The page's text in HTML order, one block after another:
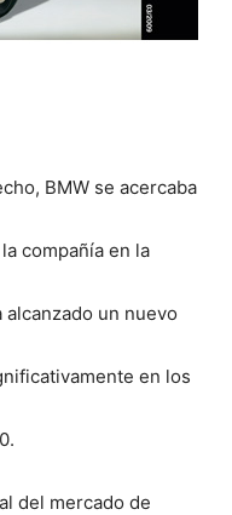
BMW se acercaba
compañía en la
un nuevo
en los
del mercado de